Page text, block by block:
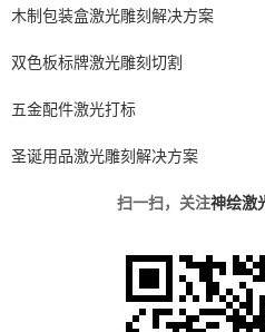
木制包装盒激光雕刻解决方案
双色板标牌激光雕刻切割
五金配件激光打标
圣诞用品激光雕刻解决方案
扫一扫，关注神绘激